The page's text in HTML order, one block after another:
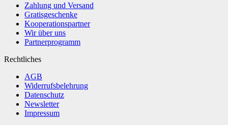
Zahlung und Versand
Gratisgeschenke
Kooperationspartner
Wir über uns
Partnerprogramm
Rechtliches
AGB
Widerrufsbelehrung
Datenschutz
Newsletter
Impressum